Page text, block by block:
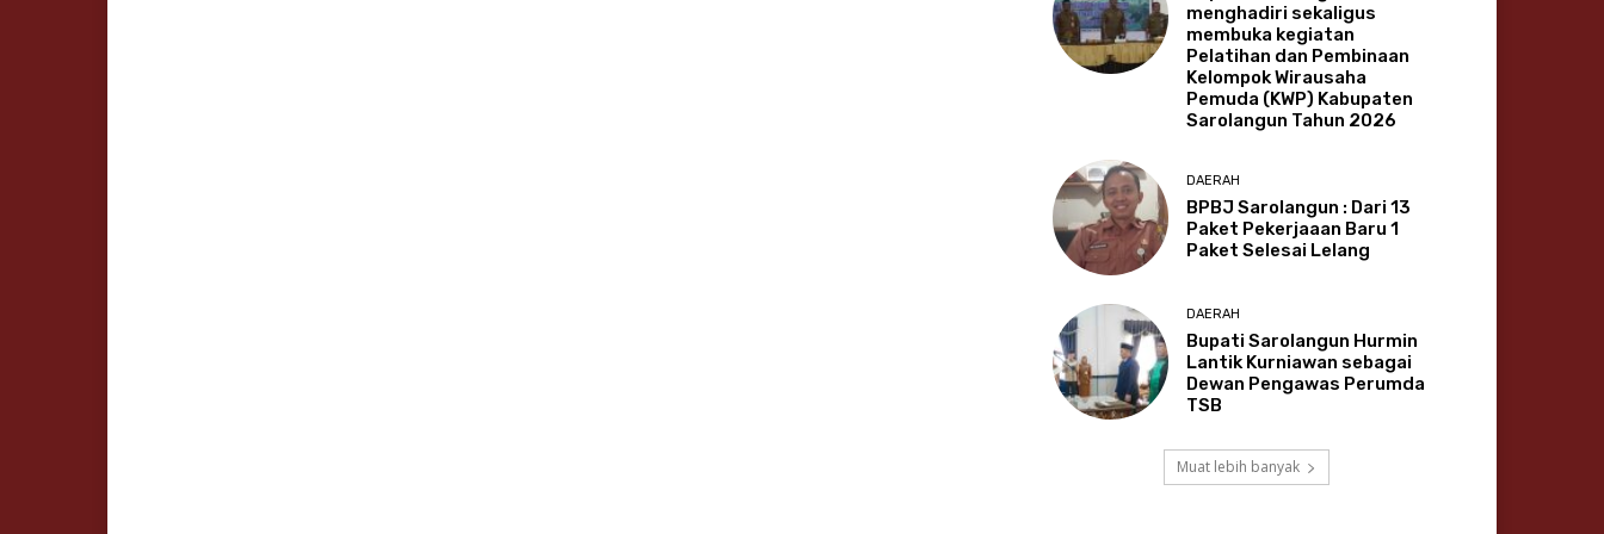
menghadiri sekaligus
membuka kegiatan
Pelatihan dan Pembinaan
Kelompok Wirausaha
Pemuda (KWP) Kabupaten
Sarolangun Tahun 2026
DAERAH
BPBJ Sarolangun : Dari 13
Paket Pekerjaaan Baru 1
Paket Selesai Lelang
DAERAH
Bupati Sarolangun Hurmin
Lantik Kurniawan sebagai
Dewan Pengawas Perumda
TSB
Muat lebih banyak